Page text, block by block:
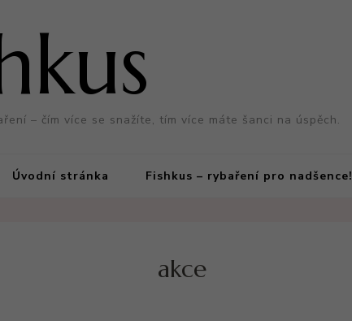
– čím více se snažíte, tím více máte šanci na úspěch.
Úvodní stránka Fishkus – rybaření pro nadšence!
akce